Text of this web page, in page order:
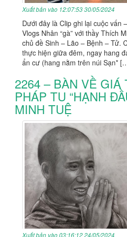
Xuất bản vào 12:07:53 30/05/2024
Dưới đây là Clip ghi lại cuộc vấn
Vlogs Nhân “gà” với thầy Thích
chủ đề Sinh – Lão – Bệnh – Tử.
thực hiện giữa đêm, ngay hang
ẩn cư (hang nằm trên núi Sạn*
2264 – BÀN VỀ GIÁ
PHÁP TU “HẠNH
MINH TUỆ
Xuất bản vào 03:16:12 24/05/2024